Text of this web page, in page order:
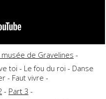
musée de Gravelines -
toi - Le fou du roi - Danse
- Faut vivre -
- Part 3 -